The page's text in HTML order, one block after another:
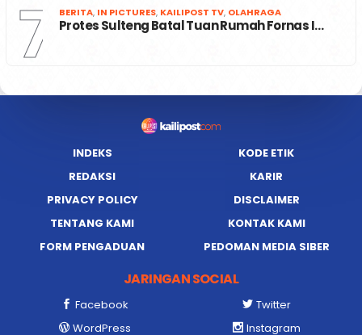
7 BERITA, IN PICTURES, KAILIPOST TV, OLAHRAGA
Protes Sulteng Batal Tuan Rumah Fornas I…
INDEKS
KODE ETIK
REDAKSI
KARIR
PRIVACY POLICY
DISCLAIMER
TENTANG KAMI
KONTAK KAMI
FORM PENGADUAN
PEDOMAN MEDIA SIBER
JARINGAN SOCIAL
Facebook
Twitter
WordPress
Instagram